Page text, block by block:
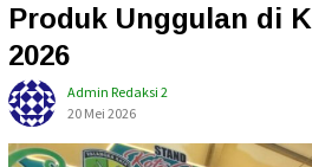
Produk Unggulan di
2026
Admin Redaksi 2
20 Mei 2026